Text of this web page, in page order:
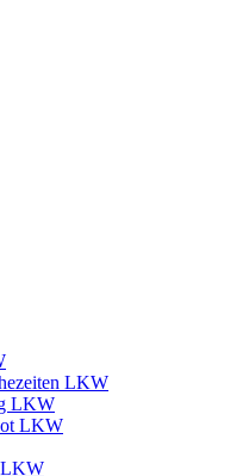
LKW
LKW
LKW
LKW